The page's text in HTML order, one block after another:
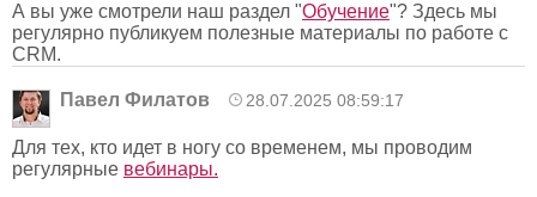
А вы уже смотрели наш раздел "Обучение"? Здесь мы
регулярно публикуем полезные материалы по работе с
CRM.
Павел Филатов 28.07.2025 08:59:17
Для тех, кто идет в ногу со временем, мы проводим
регулярные вебинары.